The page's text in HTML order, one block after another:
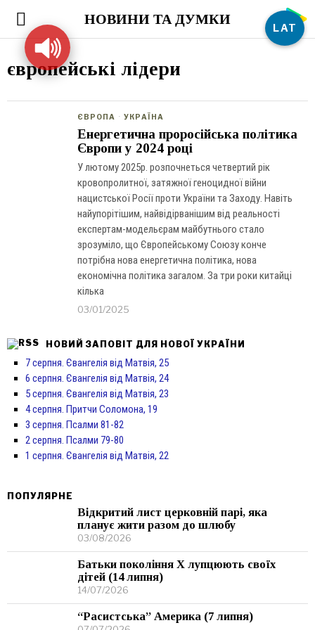
НОВИНИ ТА ДУМКИ
європейські лідери
ЄВРОПА · УКРАЇНА
Енергетична проросійська політика
Європи у 2024 році
У лютому 2025р. розпочнеться четвертий рік
кровопролитної, затяжної геноцидної війни
нацистської Росії проти України та Заходу. Навіть
найупорітішим, найвідірванішим від реальності
експертам-модельєрам майбутнього стало
зрозуміло, що Європейському Союзу конче
потрібна нова енергетична політика, нова
економічна політика загалом. За три роки китайці
кілька
03/01/2025
НОВИЙ ЗАПОВІТ ДЛЯ НОВОЇ УКРАЇНИ
7 серпня. Євангелія від Матвія, 25
6 серпня. Євангелія від Матвія, 24
5 серпня. Євангелія від Матвія, 23
4 серпня. Притчи Соломона, 19
3 серпня. Псалми 81-82
2 серпня. Псалми 79-80
1 серпня. Євангелія від Матвія, 22
ПОПУЛЯРНЕ
Відкритий лист церковній парі, яка
планує жити разом до шлюбу
03/08/2026
Батьки покоління Х лупцюють своїх
дітей (14 липня)
14/07/2026
“Расистська” Америка (7 липня)
LAT